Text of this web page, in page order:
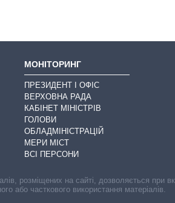
МОНІТОРИНГ
ПРЕЗИДЕНТ І ОФІС
ВЕРХОВНА РАДА
КАБІНЕТ МІНІСТРІВ
ГОЛОВИ
ОБЛАДМІНІСТРАЦІЙ
МЕРИ МІСТ
ВСІ ПЕРСОНИ
розміщених на сайті, дозволяється
або часткового використання матеріалів.